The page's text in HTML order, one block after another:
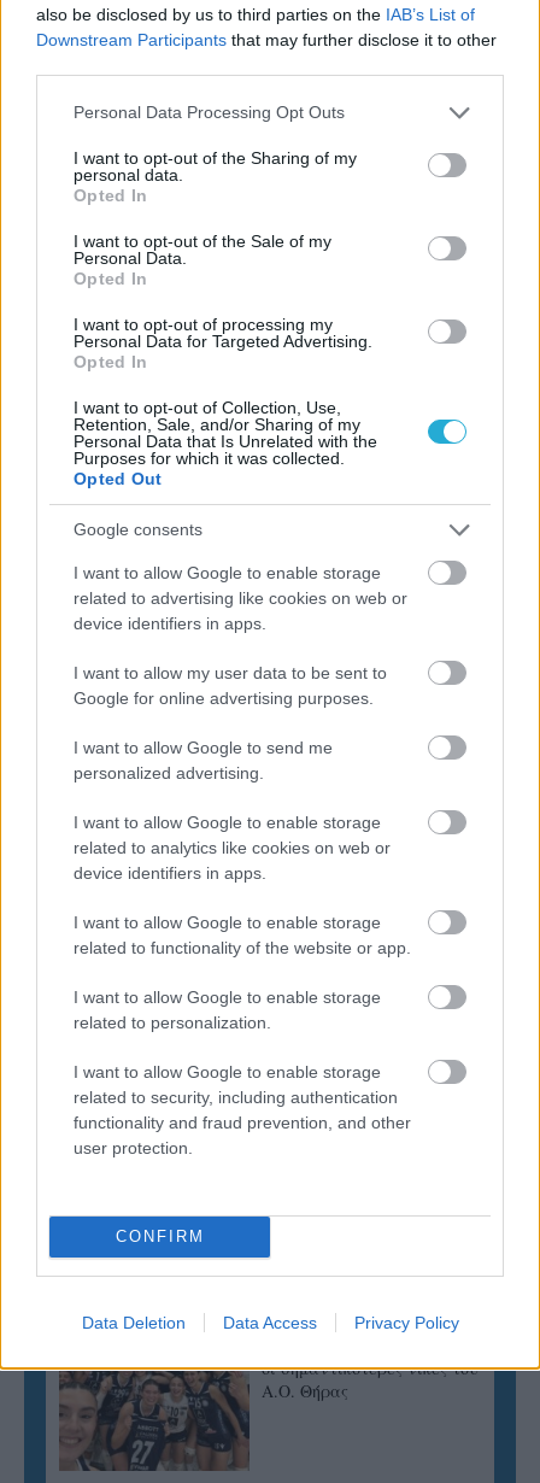
also be disclosed by us to third parties on the IAB’s List of
Downstream Participants that may further disclose it to other
Please note that this website/app uses one or more Google
not limited to your visit or usage behaviour. You may click to
grant or deny consent to Google and its third-party tags to
use your data for below specified purposes in below Google
consent section.
Personal Data Processing Opt Outs
I want to opt-out of the Sharing of my
personal data.
Opted In
I want to opt-out of the Sale of my
Personal Data.
Opted In
I want to opt-out of processing my
Personal Data for Targeted Advertising.
Opted In
I want to opt-out of Collection, Use,
Retention, Sale, and/or Sharing of my
Personal Data that Is Unrelated with the
Purposes for which it was collected.
Opted Out
Google consents
I want to allow Google to enable storage
related to advertising like cookies on web or
device identifiers in apps.
I want to allow my user data to be sent to
Google for online advertising purposes.
I want to allow Google to send me
personalized advertising.
I want to allow Google to enable storage
related to analytics like cookies on web or
device identifiers in apps.
I want to allow Google to enable storage
related to functionality of the website or app.
I want to allow Google to enable storage
related to personalization.
I want to allow Google to enable storage
related to security, including authentication
functionality and fraud prevention, and other
user protection.
CONFIRM
Data Deletion Data Access Privacy Policy
ΡΟΗ ΕΙΔΗΣΕΩΝ
07/08/2026
«Αντίο» με ήττα για τις διεθνείς μας στο τουρνουά του
Ουρμπίνο
06/08/2026
στην Ιταλία Β’
Η FIVB σχεδιάζει να διοργανώσει το Παγκόσμιο
Πρωτάθλημα τον Δεκέμβριο – Αντιδρούν οι σύλλογοι
Έτοιμη για… υψηλές πτήσεις η Μπενφίκα του Ψάρρα
με τον «Ιπτάμενο Ολλανδό» Βίλτενμπουργκ
05/08/2026
Ισόπαλο το πρωτο φιλικό τεστ της Εθνικής στο
Ουρμπίνο
05/08/2026
Προς στρατηγική συνεργασία ΠΑΣΑΠΠ και
ΓΝΩΜΕΣ
11/03/2026
Από την Περούτζια του 2000
στο σήμερα: Tο τρίτο
08/03/2026
οι σημαντικότερες νίκες του
Α.Ο. Θήρας